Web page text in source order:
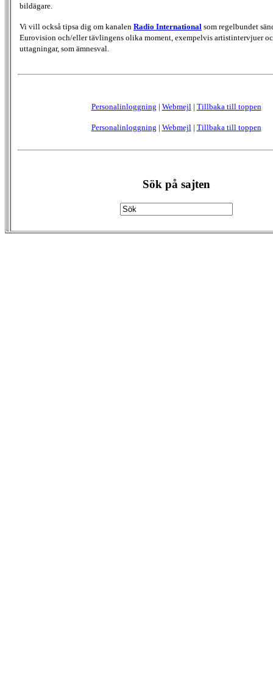
bildägare.
Vi vill också tipsa dig om kanalen Radio International som regelbundet
Eurovision och/eller tävlingens olika moment, exempelvis artistintervjuer
uttagningar, som ämnesval.
Personalinloggning | Webmejl | Tillbaka till toppen
Personalinloggning | Webmejl | Tillbaka till toppen
Sök på sajten